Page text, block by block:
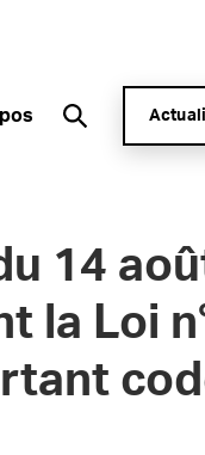
14
la Loi